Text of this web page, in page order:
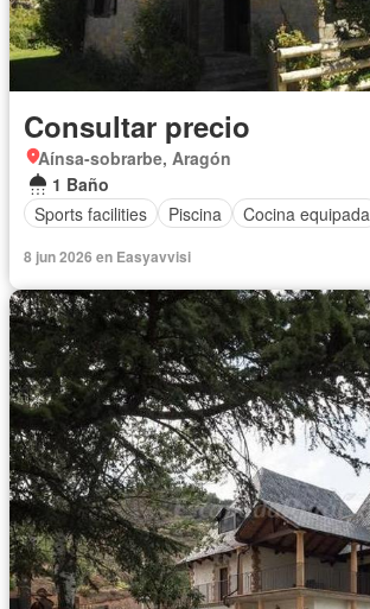
Consultar precio
Aínsa-sobrarbe, Aragón
1 Baño
Sports facilities
Piscina Cocina equipada
8 jun 2026 en Easyavvisi